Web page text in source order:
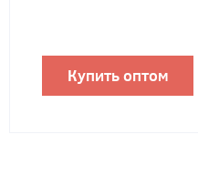
Купить оптом